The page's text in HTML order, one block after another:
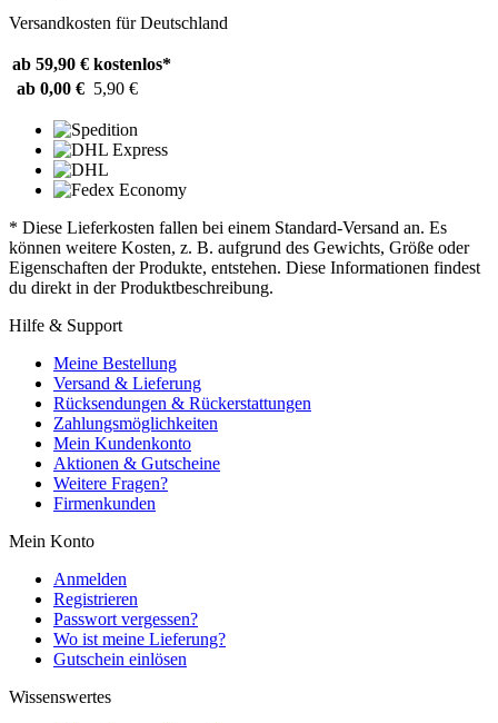
Versandkosten für Deutschland
ab 59,90 € kostenlos*
ab 0,00 € 5,90 €
* Diese Lieferkosten fallen bei einem Standard-Versand an. Es
können weitere Kosten, z. B. aufgrund des Gewichts, Größe oder
Eigenschaften der Produkte, entstehen. Diese Informationen findest
du direkt in der Produktbeschreibung.
Hilfe & Support
Meine Bestellung
Versand & Lieferung
Rücksendungen & Rückerstattungen
Zahlungsmöglichkeiten
Mein Kundenkonto
Aktionen & Gutscheine
Weitere Fragen?
Firmenkunden
Mein Konto
Anmelden
Registrieren
Passwort vergessen?
Wo ist meine Lieferung?
Gutschein einlösen
Wissenswertes